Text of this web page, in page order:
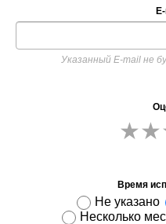
Указанный E-mail не
Время
Не указано
Несколько